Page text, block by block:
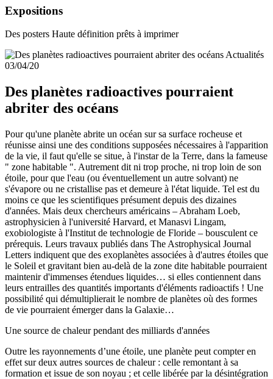
Expositions
Des posters Haute définition prêts à imprimer
Actualités
03/04/20
Des planètes radioactives pourraient
abriter des océans
Pour qu'une planète abrite un océan sur sa surface rocheuse et
réunisse ainsi une des conditions supposées nécessaires à l'apparition
de la vie, il faut qu'elle se situe, à l'instar de la Terre, dans la fameuse
" zone habitable ". Autrement dit ni trop proche, ni trop loin de son
étoile, pour que l'eau (ou éventuellement un autre solvant) ne
s'évapore ou ne cristallise pas et demeure à l'état liquide. Tel est du
moins ce que les scientifiques présument depuis des dizaines
d'années. Mais deux chercheurs américains – Abraham Loeb,
astrophysicien à l'université Harvard, et Manasvi Lingam,
exobiologiste à l'Institut de technologie de Floride – bousculent ce
prérequis. Leurs travaux publiés dans The Astrophysical Journal
Letters indiquent que des exoplanètes associées à d'autres étoiles que
le Soleil et gravitant bien au-delà de la zone dite habitable pourraient
maintenir d'immenses étendues liquides… si elles contiennent dans
leurs entrailles des quantités importants d'éléments radioactifs ! Une
possibilité qui démultiplierait le nombre de planètes où des formes
de vie pourraient émerger dans la Galaxie…
Une source de chaleur pendant des milliards d'années
Outre les rayonnements d’une étoile, une planète peut compter en
effet sur deux autres sources de chaleur : celle remontant à sa
formation et issue de son noyau ; et celle libérée par la désintégration